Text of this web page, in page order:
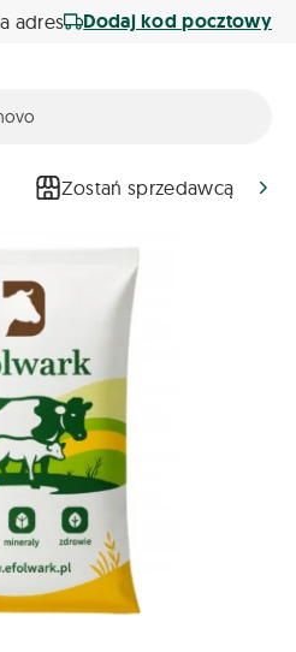
adres Dodaj kod pocztowy
Zostań sprzedawcą